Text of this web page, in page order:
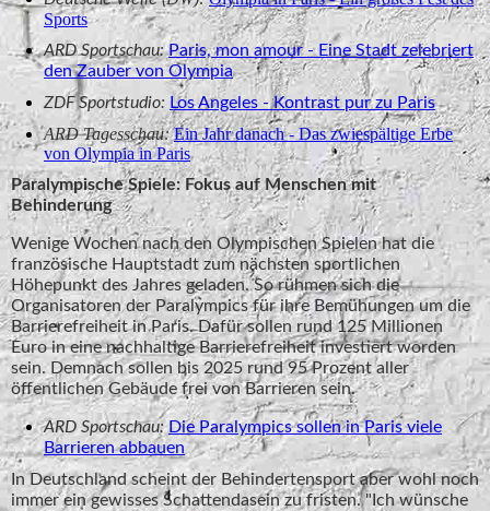
Sports
ARD Sportschau: Paris, mon amour - Eine Stadt zelebriert
den Zauber von Olympia
ZDF Sportstudio: Los Angeles - Kontrast pur zu Paris
ARD Tagesschau:Ein Jahr danach - Das zwiespältige Erbe
von Olympia in Paris
Paralympische Spiele: Fokus auf Menschen mit
Behinderung
Wenige Wochen nach den Olympischen Spielen hat die
französische Hauptstadt zum nächsten sportlichen
Höhepunkt des Jahres geladen. So rühmen sich die
Organisatoren der Paralympics für ihre Bemühungen um die
Barrierefreiheit in Paris. Dafür sollen rund 125 Millionen
Euro in eine nachhaltige Barrierefreiheit investiert worden
sein. Demnach sollen bis 2025 rund 95 Prozent aller
öffentlichen Gebäude frei von Barrieren sein.
ARD Sportschau: Die Paralympics sollen in Paris viele
Barrieren abbauen
In Deutschland scheint der Behindertensport aber wohl noch
immer ein gewisses Schattendasein zu fristen. "Ich wünsche